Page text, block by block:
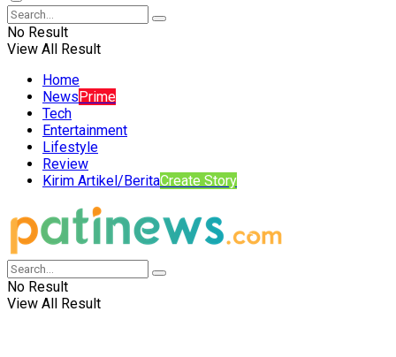
No Result
View All Result
Home
NewsPrime
Tech
Entertainment
Lifestyle
Review
Kirim Artikel/BeritaCreate Story
No Result
View All Result